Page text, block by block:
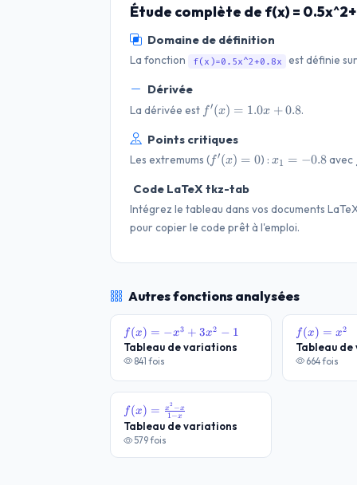
Étude complète de f(x) =
Domaine de définition
La fonction f(x)=0.5x^2+0.8x est définie
Dérivée
La dérivée est f'(x)=1.0
f′(x) = 1.0x + 0.8.
Points critiques
Les extremums (f'(x)=0
f′(x) = 0) : x_{1}=-0.8
x1 = −0.8avec
Code LaTeX tkz-tab
Intégrez le tableau dans vos documents
pour copier le code prêt à l'emploi.
Autres fonctions analysées
f(x)=-
x^3+3x^2-
1
f(x) = −x3 + 3x2 − 1
Tableau de variations
841 fois
f(x)=x^2
f(x) = x2
Tableau
664 fois
f(x)=\frac{x^2-
x}{1-x}
f(x) = 1−x
x2 −x
Tableau de variations
579 fois